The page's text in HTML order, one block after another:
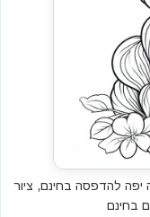
להדפסה בחינם, ציור
בחינם